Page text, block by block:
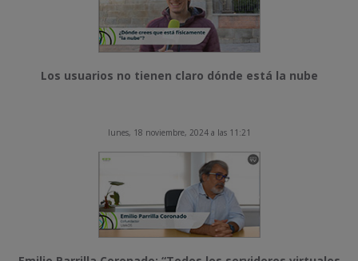
Los usuarios no tienen claro dónde está la nube
lunes, 18 noviembre, 2024 a las 11:21